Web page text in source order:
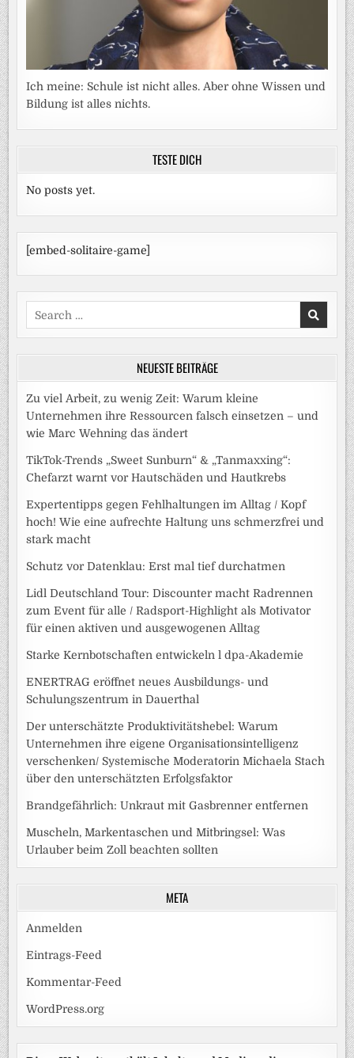
Ich meine: Schule ist nicht alles. Aber ohne Wissen und
Bildung ist alles nichts.
TESTE DICH
No posts yet.
[embed-solitaire-game]
Search
for:
NEUESTE BEITRÄGE
Zu viel Arbeit, zu wenig Zeit: Warum kleine
Unternehmen ihre Ressourcen falsch einsetzen – und
wie Marc Wehning das ändert
TikTok-Trends „Sweet Sunburn“ & „Tanmaxxing“:
Chefarzt warnt vor Hautschäden und Hautkrebs
Expertentipps gegen Fehlhaltungen im Alltag / Kopf
hoch! Wie eine aufrechte Haltung uns schmerzfrei und
stark macht
Schutz vor Datenklau: Erst mal tief durchatmen
Lidl Deutschland Tour: Discounter macht Radrennen
zum Event für alle / Radsport-Highlight als Motivator
für einen aktiven und ausgewogenen Alltag
Starke Kernbotschaften entwickeln l dpa-Akademie
ENERTRAG eröffnet neues Ausbildungs- und
Schulungszentrum in Dauerthal
Der unterschätzte Produktivitätshebel: Warum
Unternehmen ihre eigene Organisationsintelligenz
verschenken/ Systemische Moderatorin Michaela Stach
über den unterschätzten Erfolgsfaktor
Brandgefährlich: Unkraut mit Gasbrenner entfernen
Muscheln, Markentaschen und Mitbringsel: Was
Urlauber beim Zoll beachten sollten
META
Anmelden
Eintrags-Feed
Kommentar-Feed
WordPress.org